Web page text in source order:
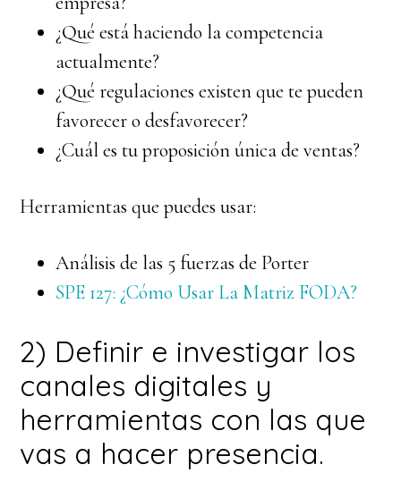
¿Qué está haciendo la competencia
actualmente?
¿Qué regulaciones existen que te pueden
favorecer o desfavorecer?
¿Cuál es tu proposición única de ventas?
Herramientas que puedes usar:
Análisis de las 5 fuerzas de Porter
SPE 127: ¿Cómo Usar La Matriz FODA?
2) Definir e investigar los
canales digitales y
herramientas con las que
vas a hacer presencia.